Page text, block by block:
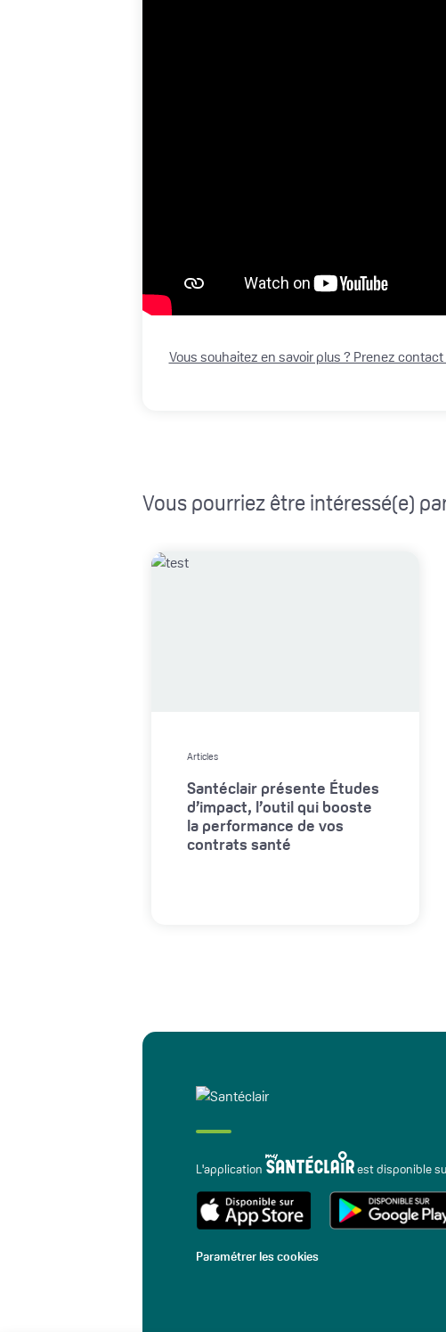
Vous souhaitez en savoir plus ? Prenez
Vous pourriez être intéressé(e)
Articles
Santéclair présente Études
d’impact, l’outil qui booste
la performance de vos
contrats santé
L'application est disponible
Paramétrer les cookies